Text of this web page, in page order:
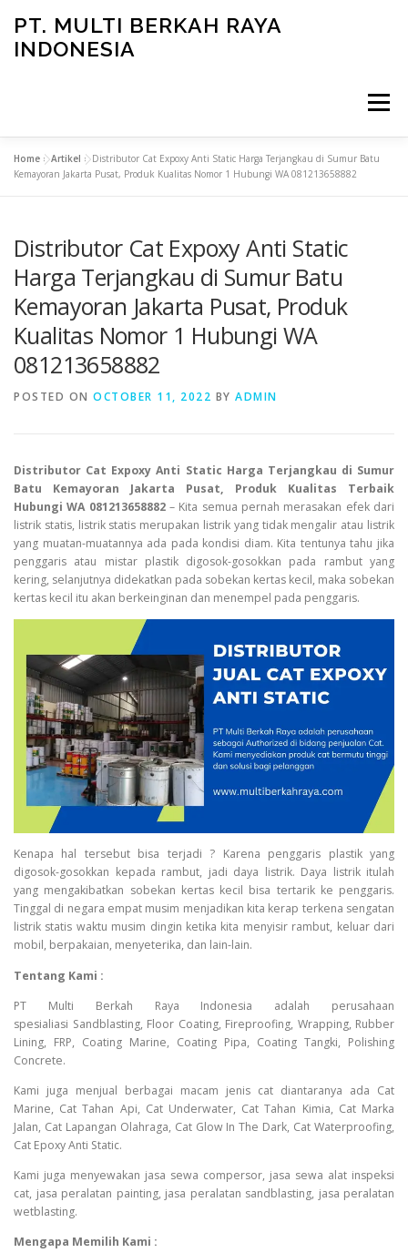
content
PT. MULTI BERKAH RAYA
INDONESIA
Menu
CONTACT
Home »Artikel »Distributor Cat Expoxy Anti Static Harga Terjangkau di Sumur Batu
Kemayoran Jakarta Pusat, Produk Kualitas Nomor 1 Hubungi WA 081213658882
Distributor Cat Expoxy Anti Static
Harga Terjangkau di Sumur Batu
Kemayoran Jakarta Pusat, Produk
Kualitas Nomor 1 Hubungi WA
081213658882
POSTED ON OCTOBER 11, 2022 BY ADMIN
Distributor Cat Expoxy Anti Static Harga Terjangkau di Sumur
Batu Kemayoran Jakarta Pusat, Produk Kualitas Terbaik
Hubungi WA 081213658882– Kita semua pernah merasakan efek dari
listrik statis, listrik statis merupakan listrik yang tidak mengalir atau listrik
yang muatan-muatannya ada pada kondisi diam. Kita tentunya tahu jika
penggaris atau mistar plastik digosok-gosokkan pada rambut yang
kering, selanjutnya didekatkan pada sobekan kertas kecil, maka sobekan
kertas kecil itu akan berkeinginan dan menempel pada penggaris.
Kenapa hal tersebut bisa terjadi ? Karena penggaris plastik yang
digosok-gosokkan kepada rambut, jadi daya listrik. Daya listrik itulah
yang mengakibatkan sobekan kertas kecil bisa tertarik ke penggaris.
Tinggal di negara empat musim menjadikan kita kerap terkena sengatan
listrik statis waktu musim dingin ketika kita menyisir rambut, keluar dari
mobil, berpakaian, menyeterika, dan lain-lain.
Tentang Kami :
PT Multi Berkah Raya Indonesia adalah perusahaan
spesialiasi Sandblasting, Floor Coating, Fireproofing, Wrapping, Rubber
Lining, FRP, Coating Marine, Coating Pipa, Coating Tangki, Polishing
Concrete.
Kami juga menjual berbagai macam jenis cat diantaranya ada Cat
Marine, Cat Tahan Api, Cat Underwater, Cat Tahan Kimia, Cat Marka
Jalan, Cat Lapangan Olahraga, Cat Glow In The Dark, Cat Waterproofing,
Cat Epoxy Anti Static.
Kami juga menyewakan jasa sewa compersor, jasa sewa alat inspeksi
cat, jasa peralatan painting, jasa peralatan sandblasting, jasa peralatan
wetblasting.
Mengapa Memilih Kami :